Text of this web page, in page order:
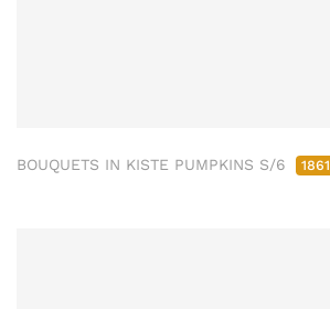
BOUQUETS IN KISTE PUMPKINS S/6 1861